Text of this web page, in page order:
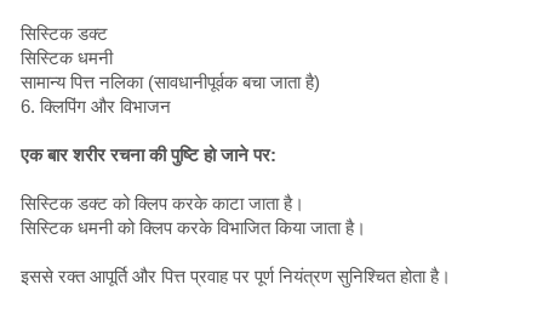
सिस्टिक डक्ट
सिस्टिक धमनी
सामान्य पित्त नलिका (सावधानीपूर्वक बचा जाता है)
6. क्लिपिंग और विभाजन
एक बार शरीर रचना की पुष्टि हो जाने पर:
सिस्टिक डक्ट को क्लिप करके काटा जाता है।
सिस्टिक धमनी को क्लिप करके विभाजित किया जाता है।
इससे रक्त आपूर्ति और पित्त प्रवाह पर पूर्ण नियंत्रण सुनिश्चित होता है।